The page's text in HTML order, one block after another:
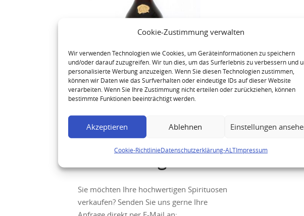
Cookie-Zustimmung verwalten
Wir verwenden Technologien wie Cookies, um Geräteinformationen zu speichern
und/oder darauf zuzugreifen. Wir tun dies, um das Surferlebnis zu verbessern und
personalisierte Werbung anzuzeigen. Wenn Sie diesen Technologien zustimmen,
können wir Daten wie das Surfverhalten oder eindeutige IDs auf dieser Website
verarbeiten. Wenn Sie Ihre Zustimmung nicht erteilen oder zurückziehen, können
bestimmte Funktionen beeinträchtigt werden.
Akzeptieren Ablehnen Einstellungen
Cookie-RichtlinieDatenschutzerklärung-ALTImpressum
1893 Cognac Barriere Freres
2.5L Reserve Particuliere
Ihre Anfrage
Sie möchten Ihre hochwertigen Spirituosen
verkaufen? Senden Sie uns gerne Ihre